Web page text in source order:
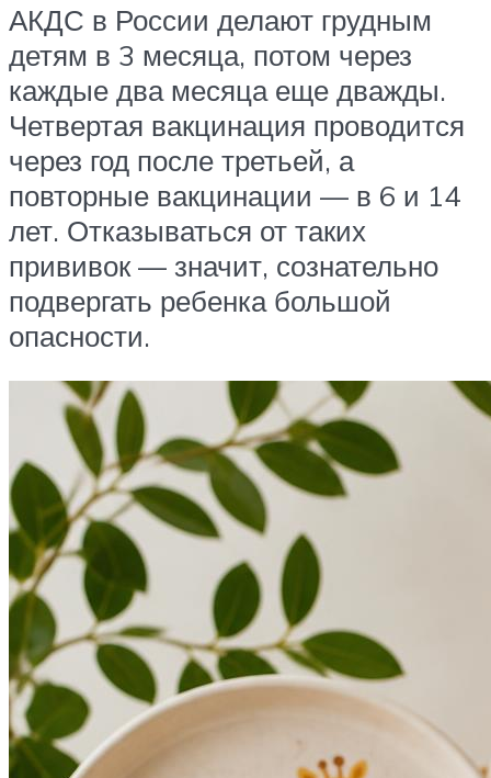
АКДС в России делают грудным
детям в 3 месяца, потом через
каждые два месяца еще дважды.
Четвертая вакцинация проводится
через год после третьей, а
повторные вакцинации — в 6 и 14
лет. Отказываться от таких
прививок — значит, сознательно
подвергать ребенка большой
опасности.